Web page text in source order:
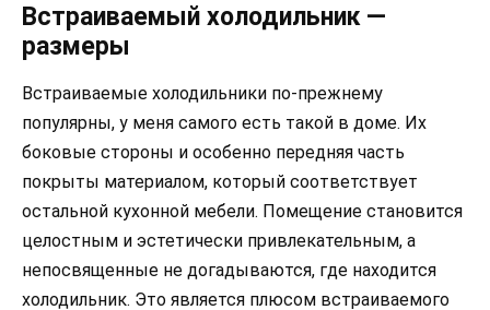
Встраиваемый холодильник —
размеры
Встраиваемые холодильники по-прежнему
популярны, у меня самого есть такой в доме. Их
боковые стороны и особенно передняя часть
покрыты материалом, который соответствует
остальной кухонной мебели. Помещение становится
целостным и эстетически привлекательным, а
непосвященные не догадываются, где находится
холодильник. Это является плюсом встраиваемого